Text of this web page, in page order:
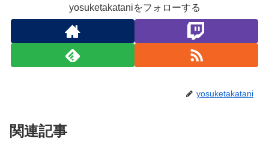
yosuketakataniをフォローする
yosuketakatani
関連記事